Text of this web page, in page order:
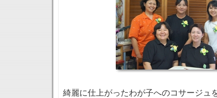
綺麗に仕上がったわが子へのコサージュ